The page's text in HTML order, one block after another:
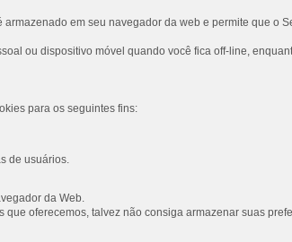
em seu navegador da web e permite que o
ou dispositivo móvel quando você fica off-line,
para os seguintes fins:
de usuários.
da Web.
oferecemos, talvez não consiga armazenar suas